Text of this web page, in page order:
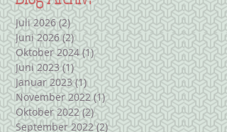
Juli 2026 (2)2 Beiträge
Juni 2026 (2)2 Beiträge
Oktober 2024 (1)1 Beitrag
Juni 2023 (1)1 Beitrag
Januar 2023 (1)1 Beitrag
November 2022 (1)1 Beitrag
Oktober 2022 (2)2 Beiträge
September 2022 (2)2 Beiträge